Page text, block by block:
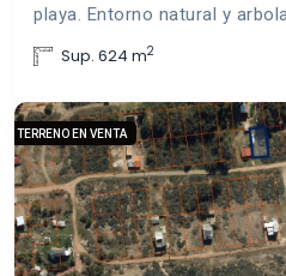
playa. Entorno natural y
Sup. 624 m2
TERRENO EN VENTA